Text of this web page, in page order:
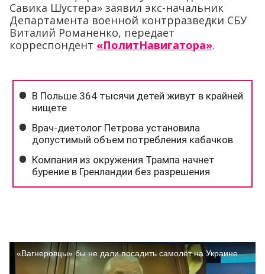
Савика Шустера» заявил экс-начальник
Департамента военной контрразведки СБУ
Виталий Романенко, передает
корреспондент «ПолитНавигатора».